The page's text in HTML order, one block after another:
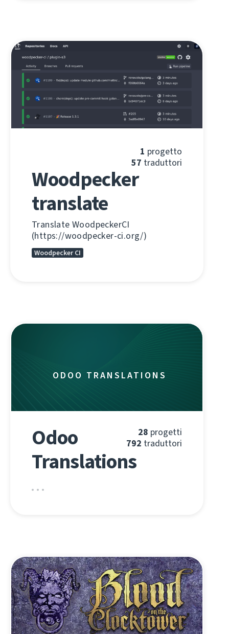
1 progetto
57 traduttori
Woodpecker
translate
Translate WoodpeckerCI
(https://woodpecker-ci.org/)
Woodpecker CI
ODOO TRANSLATIONS
28 progetti
792 traduttori
Odoo
Translations